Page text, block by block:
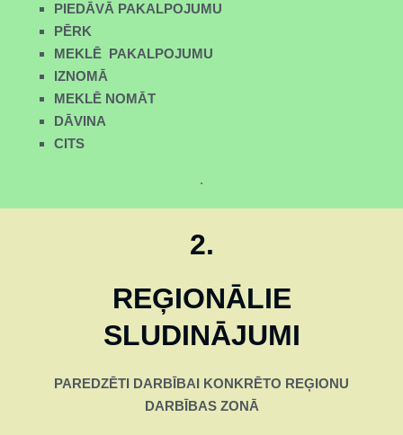
PIEDĀVĀ PAKALPOJUMU
PĒRK
MEKLĒ PAKALPOJUMU
IZNOMĀ
MEKLĒ NOMĀT
DĀVINA
CITS
.
2.
REĢIONĀLIE
SLUDINĀJUMI
PAREDZĒTI DARBĪBAI KONKRĒTO REĢIONU
DARBĪBAS ZONĀ